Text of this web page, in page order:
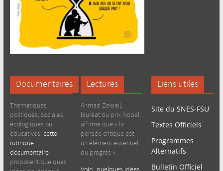
Documentaires
Thématiques
politiques, sociales,
écologiques ou
éducatives, cette
rubrique
documentaire
proposent quelques
Lectures
Ahmad Zewail,
lauréat du prix Nobel,
affirme que « la
pensée critique est
un élément essentiel
du progrès ».
Liens utiles
Site du SNES-FSU
Textes Officiels
Programmes
Alternatifs
Bulletin Officiel